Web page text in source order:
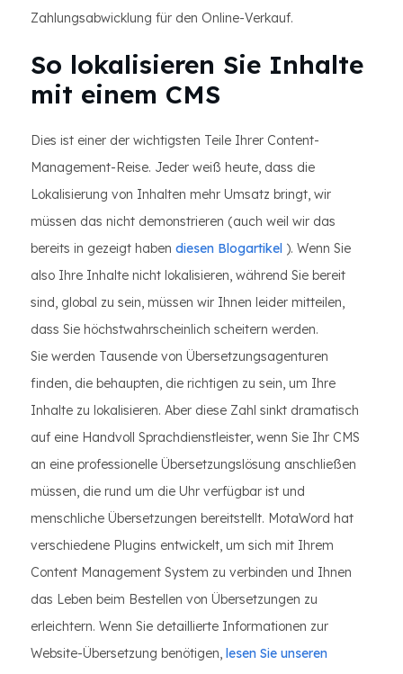
Zahlungsabwicklung für den Online-Verkauf.
So lokalisieren Sie Inhalte
mit einem CMS
Dies ist einer der wichtigsten Teile Ihrer Content-
Management-Reise. Jeder weiß heute, dass die
Lokalisierung von Inhalten mehr Umsatz bringt, wir
müssen das nicht demonstrieren (auch weil wir das
bereits in gezeigt haben diesen Blogartikel ). Wenn Sie
also Ihre Inhalte nicht lokalisieren, während Sie bereit
sind, global zu sein, müssen wir Ihnen leider mitteilen,
dass Sie höchstwahrscheinlich scheitern werden.
Sie werden Tausende von Übersetzungsagenturen
finden, die behaupten, die richtigen zu sein, um Ihre
Inhalte zu lokalisieren. Aber diese Zahl sinkt dramatisch
auf eine Handvoll Sprachdienstleister, wenn Sie Ihr CMS
an eine professionelle Übersetzungslösung anschließen
müssen, die rund um die Uhr verfügbar ist und
menschliche Übersetzungen bereitstellt. MotaWord hat
verschiedene Plugins entwickelt, um sich mit Ihrem
Content Management System zu verbinden und Ihnen
das Leben beim Bestellen von Übersetzungen zu
erleichtern. Wenn Sie detaillierte Informationen zur
Website-Übersetzung benötigen, lesen Sie unseren